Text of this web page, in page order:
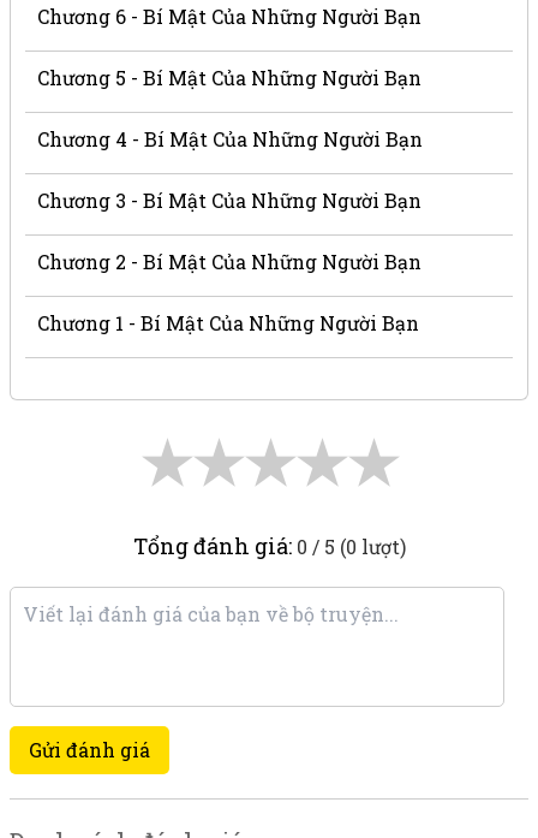
Chương 6 - Bí Mật Của Những Người Bạn
Chương 5 - Bí Mật Của Những Người Bạn
Chương 4 - Bí Mật Của Những Người Bạn
Chương 3 - Bí Mật Của Những Người Bạn
Chương 2 - Bí Mật Của Những Người Bạn
Chương 1 - Bí Mật Của Những Người Bạn
★
★
★
★
★
Tổng đánh giá: 0 / 5 (0 lượt)
Gửi đánh giá